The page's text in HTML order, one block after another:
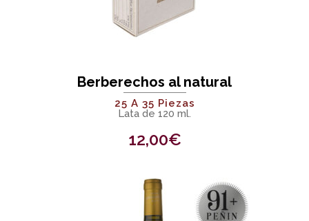
Berberechos al natural
25 A 35 Piezas
Lata de 120 ml.
12,00€